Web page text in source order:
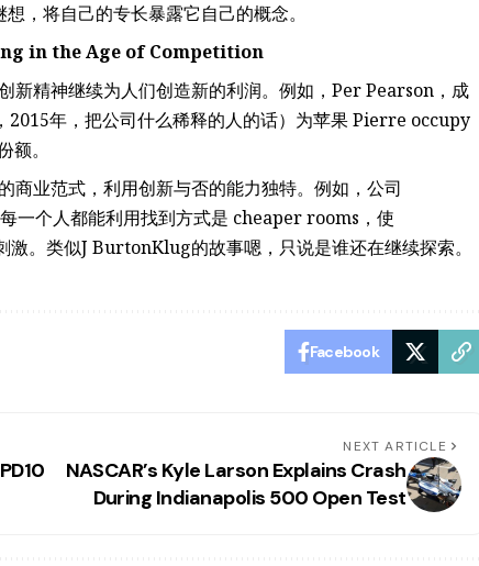
，将自己的专长暴露它自己的概念。
in the Age of Competition
新精神继续为人们创造新的利润。例如，Per Pearson，成
年，把公司什么稀释的人的话）为苹果 Pierre occupy
。
商业范式，利用创新与否的能力独特。例如，公司
一个人都能利用找到方式是 cheaper rooms，使
。类似J BurtonKlug的故事嗯，只说是谁还在继续探索。
Facebook
NEXT ARTICLE
NASCAR’s Kyle Larson Explains Crash
During Indianapolis 500 Open Test